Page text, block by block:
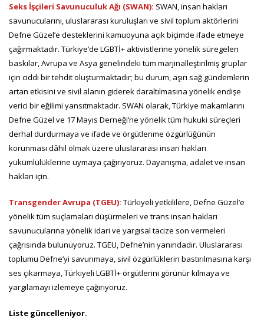
Seks İşçileri Savunuculuk Ağı (SWAN): SWAN, insan hakları
savunucularını, uluslararası kuruluşları ve sivil toplum aktörlerini
Defne Güzel’e desteklerini kamuoyuna açık biçimde ifade etmeye
çağırmaktadır. Türkiye’de LGBTİ+ aktivistlerine yönelik süregelen
baskılar, Avrupa ve Asya genelindeki tüm marjinalleştirilmiş gruplar
için ciddi bir tehdit oluşturmaktadır; bu durum, aşırı sağ gündemlerin
artan etkisini ve sivil alanın giderek daraltılmasına yönelik endişe
verici bir eğilimi yansıtmaktadır. SWAN olarak, Türkiye makamlarını
Defne Güzel ve 17 Mayıs Derneği’ne yönelik tüm hukuki süreçleri
derhal durdurmaya ve ifade ve örgütlenme özgürlüğünün
korunması dâhil olmak üzere uluslararası insan hakları
yükümlülüklerine uymaya çağırıyoruz. Dayanışma, adalet ve insan
hakları için.
Transgender Avrupa (TGEU): Türkiyeli yetkililere, Defne Güzel’e
yönelik tüm suçlamaları düşürmeleri ve trans insan hakları
savunucularına yönelik idari ve yargısal tacize son vermeleri
çağrısında bulunuyoruz. TGEU, Defne’nin yanındadır. Uluslararası
toplumu Defne’yi savunmaya, sivil özgürlüklerin bastırılmasına karşı
ses çıkarmaya, Türkiyeli LGBTİ+ örgütlerini görünür kılmaya ve
yargılamayı izlemeye çağırıyoruz.
Liste güncelleniyor.